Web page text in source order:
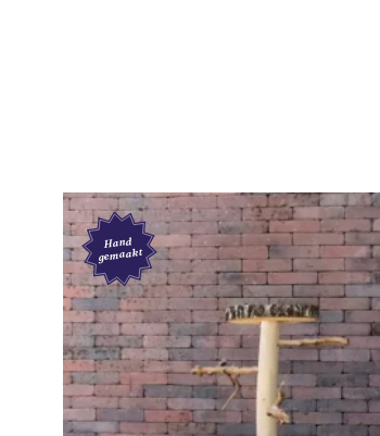
Behandeling
Product
Hoogte vogelboom
SKU
EAN
Afmetingen
Hand
gemaakt